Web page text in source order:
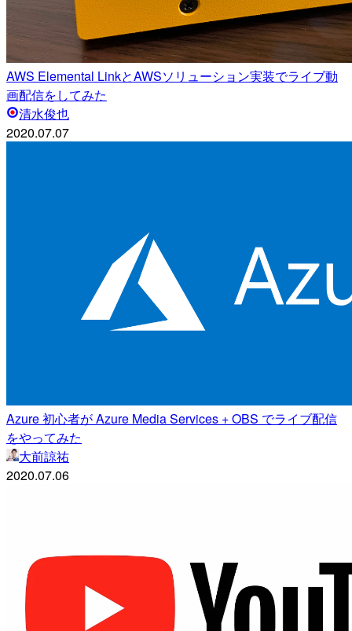
AWS Elemental LinkとAWSソリューション実装でライブ動
画配信をしてみた
清水俊也
2020.07.07
Azure 初心者が Azure Media Services + OBS でライブ配信
をやってみた
大前諒祐
2020.07.06